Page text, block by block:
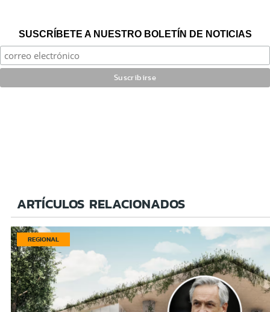
SUSCRÍBETE A NUESTRO BOLETÍN DE NOTICIAS
ARTÍCULOS RELACIONADOS
REGIONAL